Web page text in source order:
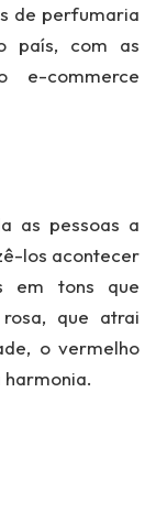
de perfumaria
país, com as
e-commerce
as pessoas a
los acontecer
em tons que
que atrai
o vermelho
harmonia.